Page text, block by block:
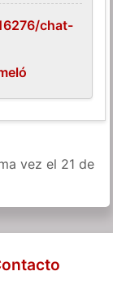
chat-
vez el 21 de